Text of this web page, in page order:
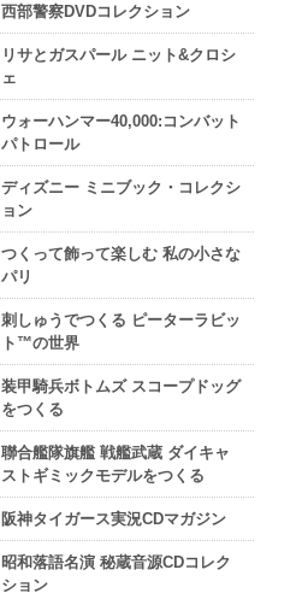
西部警察DVDコレクション
リサとガスパール ニット&クロシ
ェ
ウォーハンマー40,000:コンバット
パトロール
ディズニー ミニブック・コレクシ
ョン
つくって飾って楽しむ 私の小さな
パリ
刺しゅうでつくる ピーターラビッ
ト™の世界
装甲騎兵ボトムズ スコープドッグ
をつくる
聯合艦隊旗艦 戦艦武蔵 ダイキャ
ストギミックモデルをつくる
阪神タイガース実況CDマガジン
昭和落語名演 秘蔵音源CDコレク
ション